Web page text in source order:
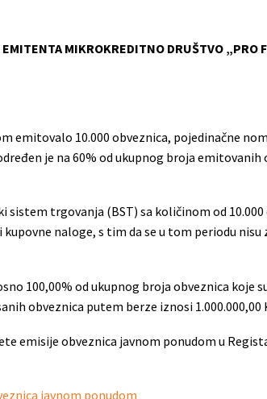
MIKROKREDITNO DRUŠTVO „PRO
emitovalo 10.000 obveznica, pojedinačne
je na 60% od ukupnog broja emitovanih
sistem trgovanja (BST) sa količinom od
kupovne naloge, s tim da se u tom periodu
100,00% od ukupnog broja obveznica koje
obveznica putem berze iznosi 1.000.000,00
emisije obveznica javnom ponudom u
javnom ponudom